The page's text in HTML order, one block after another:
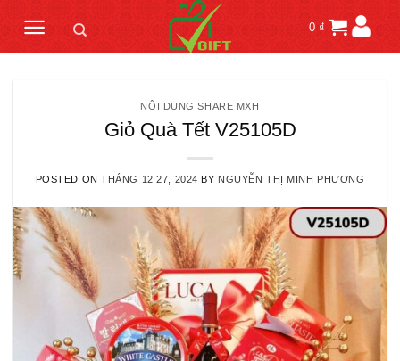
content
0 ₫
NỘI DUNG SHARE MXH
Giỏ Quà Tết V25105D
POSTED ONTHÁNG 12 27, 2024 BY NGUYỄN THỊ MINH PHƯƠNG